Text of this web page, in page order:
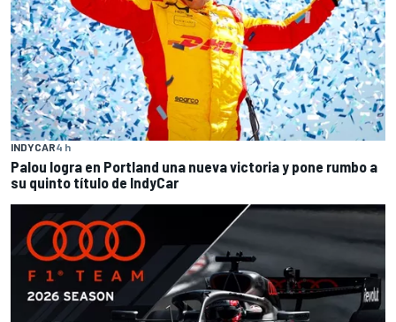
INDYCAR4 h
Palou logra en Portland una nueva victoria y pone rumbo a
su quinto título de IndyCar